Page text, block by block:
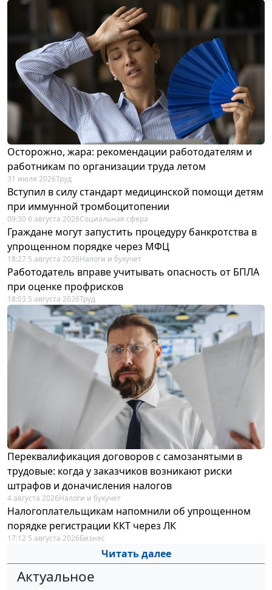
Осторожно, жара: рекомендации работодателям и
работникам по организации труда летом
31 июля 2026Труд
Вступил в силу стандарт медицинской помощи детям
при иммунной тромбоцитопении
09:30 6 августа 2026Социальная сфера
Граждане могут запустить процедуру банкротства в
упрощенном порядке через МФЦ
18:27 5 августа 2026Налоги и бухучет
Работодатель вправе учитывать опасность от БПЛА
при оценке профрисков
18:03 5 августа 2026Труд
Переквалификация договоров с самозанятыми в
трудовые: когда у заказчиков возникают риски
штрафов и доначисления налогов
4 августа 2026Налоги и бухучет
Налогоплательщикам напомнили об упрощенном
порядке регистрации ККТ через ЛК
17:12 5 августа 2026Бизнес
Читать далее
Актуальное